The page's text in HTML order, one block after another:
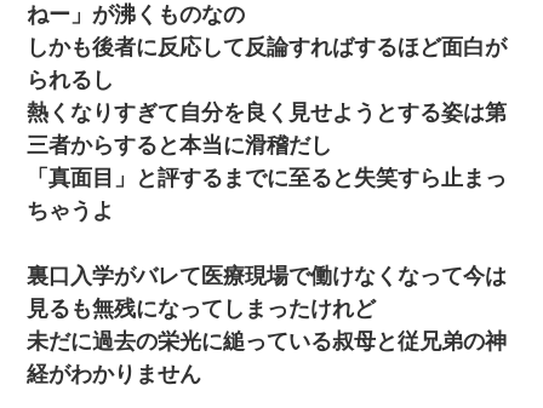
ねー」が沸くものなの
しかも後者に反応して反論すればするほど面白が
られるし
熱くなりすぎて自分を良く見せようとする姿は第
三者からすると本当に滑稽だし
「真面目」と評するまでに至ると失笑すら止まっ
ちゃうよ
裏口入学がバレて医療現場で働けなくなって今は
見るも無残になってしまったけれど
未だに過去の栄光に縋っている叔母と従兄弟の神
経がわかりません